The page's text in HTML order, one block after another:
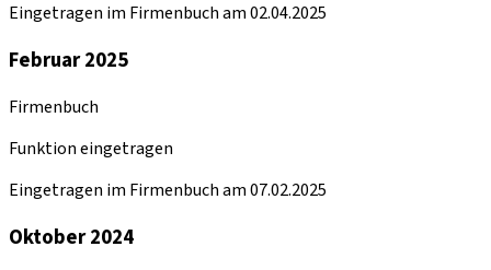
Eingetragen im Firmenbuch am 02.04.2025
Februar 2025
Firmenbuch
Funktion eingetragen
Eingetragen im Firmenbuch am 07.02.2025
Oktober 2024